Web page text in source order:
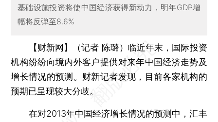
基础设施投资将使中国经济获得新动力，明年GDP增
幅将反弹至8.6%
【财新网】（记者 陈璐） 临近年末，国际投资
机构纷纷向境内外客户提供对来年中国经济走势及
增长情况的预测。财新记者发现，目前各家机构的
预期已呈现较大分歧。
在对2013年中国经济增长情况的预测中，汇丰